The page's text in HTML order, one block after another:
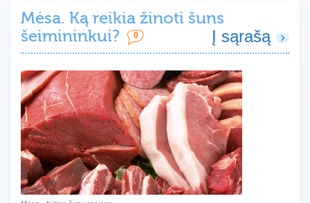
Mėsa. Ką reikia žinoti šuns
šeimininkui?
0 Į sąrašą